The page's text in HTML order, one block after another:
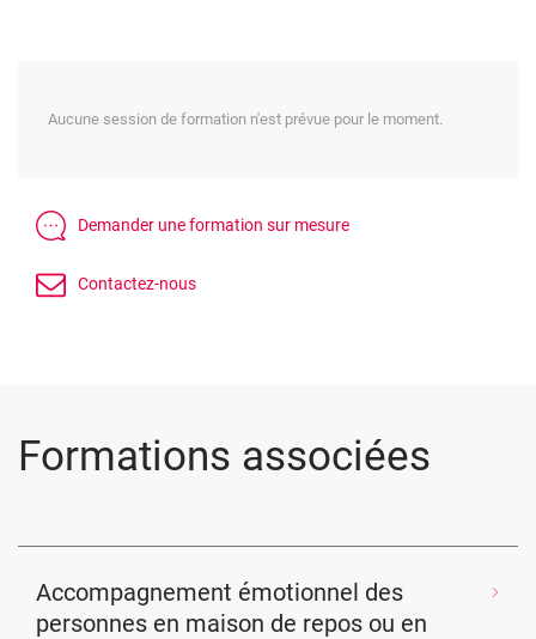
Aucune session de formation n'est prévue pour le moment.
Formations associées
Accompagnement émotionnel des
personnes en maison de repos ou en